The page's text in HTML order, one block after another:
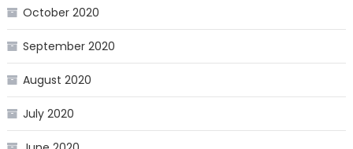
October 2020
September 2020
August 2020
July 2020